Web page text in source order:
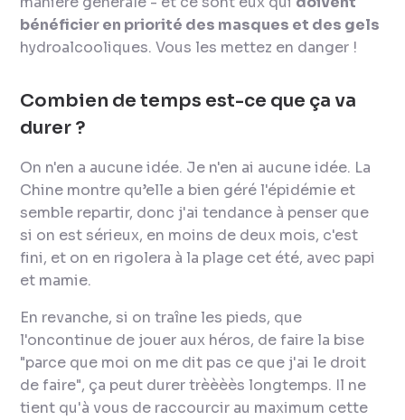
bénéficier en priorité des masques et des gels
hydroalcooliques. Vous les mettez en danger !
Combien de temps est-ce que ça va
durer ?
On n'en a aucune idée. Je n'en ai aucune idée. La
Chine montre qu’elle a bien géré l'épidémie et
semble repartir, donc j'ai tendance à penser que
si on est sérieux, en moins de deux mois, c'est
fini, et on en rigolera à la plage cet été, avec papi
et mamie.
En revanche, si on traîne les pieds, que
l'oncontinue de jouer aux héros, de faire la bise
"parce que moi on me dit pas ce que j'ai le droit
de faire", ça peut durer trèèèès longtemps. Il ne
tient qu'à vous de raccourcir au maximum cette